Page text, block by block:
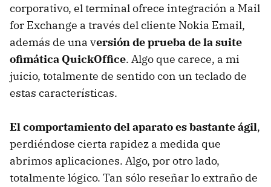
corporativo, el terminal ofrece integración a Mail
for Exchange a través del cliente Nokia Email,
además de una versión de prueba de la suite
ofimática QuickOffice. Algo que carece, a mi
juicio, totalmente de sentido con un teclado de
estas características.
El comportamiento del aparato es bastante ágil,
perdiéndose cierta rapidez a medida que
abrimos aplicaciones. Algo, por otro lado,
totalmente lógico. Tan sólo reseñar lo extraño de